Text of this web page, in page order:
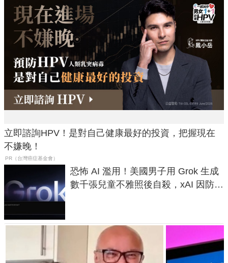
立即諮詢HPV！是對自己健康最好的投資，把握現在
不嫌晚！
PR（台灣癌症基金會）
恐怖 AI 濫用！美國男子用 Grok 生成
數千張兒童不雅照後自殺，xAI 因防護